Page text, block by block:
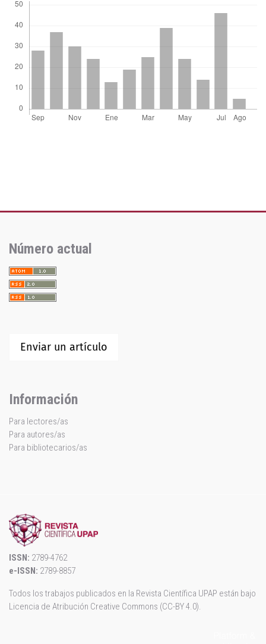
Número actual
Enviar un artículo
Información
Para lectores/as
Para autores/as
Para bibliotecarios/as
ISSN: 2789-4762
e-ISSN: 2789-8857
Todos los trabajos publicados en la Revista Científica UPAP están bajo
Licencia de Atribución Creative Commons (CC-BY 4.0).